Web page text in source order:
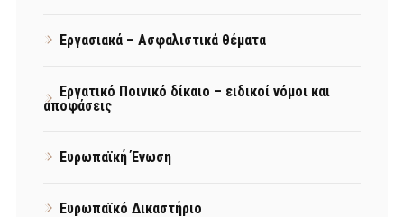
Εργασιακά – Ασφαλιστικά θέματα
Εργατικό Ποινικό δίκαιο – ειδικοί νόμοι και
αποφάσεις
Ευρωπαϊκή Ένωση
Ευρωπαϊκό Δικαστήριο